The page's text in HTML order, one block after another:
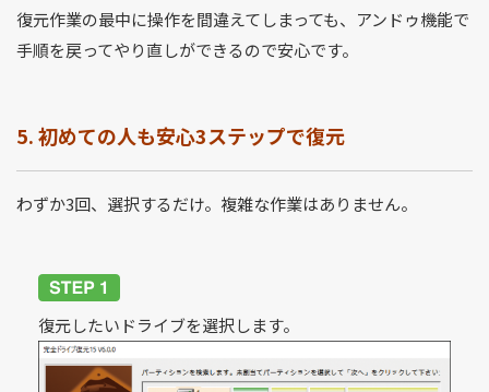
復元作業の最中に操作を間違えてしまっても、アンドゥ機能で
手順を戻ってやり直しができるので安心です。
5. 初めての人も安心3ステップで復元
わずか3回、選択するだけ。複雑な作業はありません。
復元したいドライブを選択します。